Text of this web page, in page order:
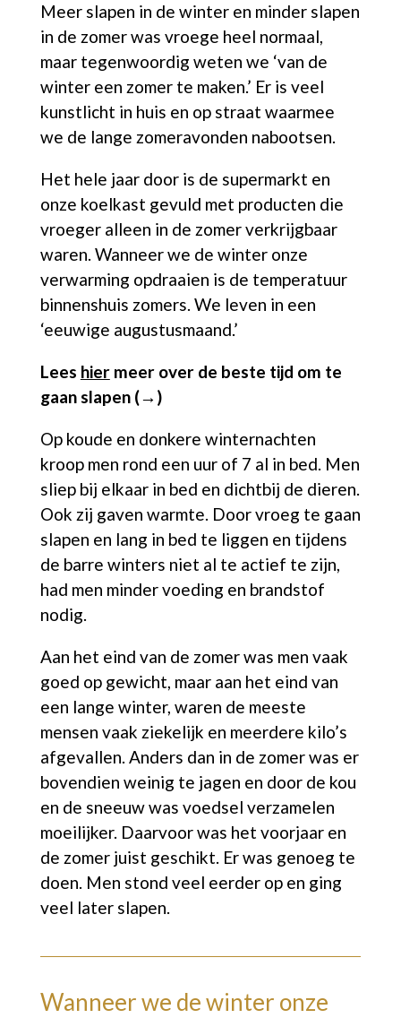
Meer slapen in de winter en minder slapen
in de zomer was vroege heel normaal,
maar tegenwoordig weten we ‘van de
winter een zomer te maken.’ Er is veel
kunstlicht in huis en op straat waarmee
we de lange zomeravonden nabootsen.
Het hele jaar door is de supermarkt en
onze koelkast gevuld met producten die
vroeger alleen in de zomer verkrijgbaar
waren. Wanneer we de winter onze
verwarming opdraaien is de temperatuur
binnenshuis zomers. We leven in een
‘eeuwige augustusmaand.’
Lees hiermeer over de beste tijd om te
gaanslapen (→)
Op koude en donkere winternachten
kroop men rond een uur of 7 al in bed. Men
sliep bij elkaar in bed en dichtbij de dieren.
Ook zij gaven warmte. Door vroeg te gaan
slapen en lang in bed te liggen en tijdens
de barre winters niet al te actief te zijn,
had men minder voeding en brandstof
nodig.
Aan het eind van de zomer was men vaak
goed op gewicht, maar aan het eind van
een lange winter, waren de meeste
mensen vaak ziekelijk en meerdere kilo’s
afgevallen. Anders dan in de zomer was er
bovendien weinig te jagen en door de kou
en de sneeuw was voedsel verzamelen
moeilijker. Daarvoor was het voorjaar en
de zomer juist geschikt. Er was genoeg te
doen. Men stond veel eerder op en ging
veel later slapen.
Wanneer we de winter onze